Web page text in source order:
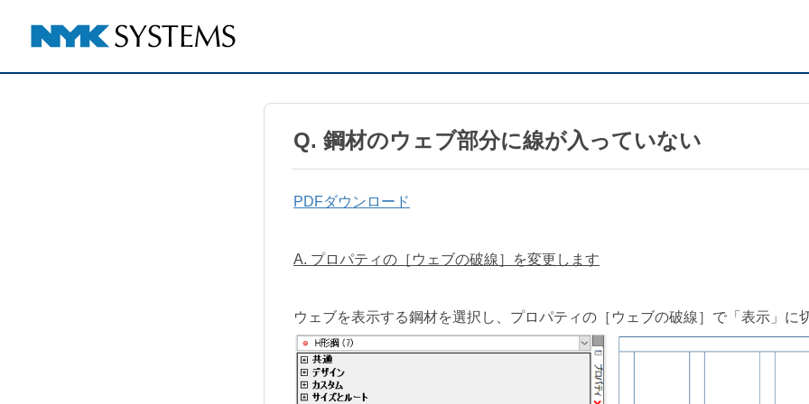
Q. 鋼材のウェブ部分に線が入っていない
PDFダウンロード
A. プロパティの［ウェブの破線］を変更します
ウェブを表示する鋼材を選択し、プロパティの［ウェブの破線］で「表示」に